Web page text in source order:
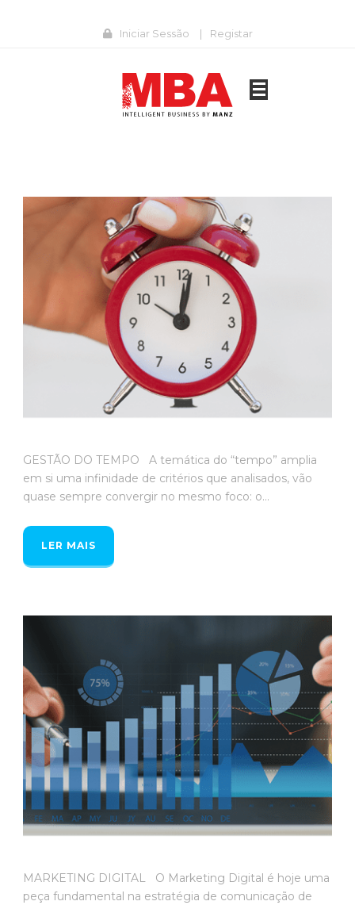
Iniciar Sessão | Registar
GESTÃO DO TEMPO A temática do “tempo” amplia
em si uma infinidade de critérios que analisados, vão
quase sempre convergir no mesmo foco: o...
LER MAIS
MARKETING DIGITAL O Marketing Digital é hoje uma
peça fundamental na estratégia de comunicação de